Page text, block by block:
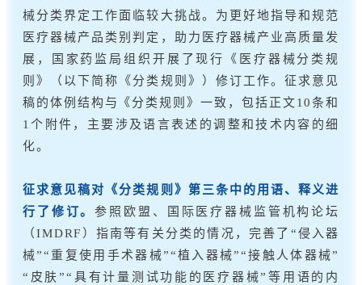
械分类界定工作面临较大挑战。为更好地指导和规范
医疗器械产品类别判定，助力医疗器械产业高质量发
展，国家药监局组织开展了现行《医疗器械分类规
则》（以下简称《分类规则》）修订工作。征求意见
稿的体例结构与《分类规则》一致，包括正文10条和
1个附件，主要涉及语言表述的调整和技术内容的细
化。
征求意见稿对《分类规则》第三条中的用语、释义进
行了修订。参照欧盟、国际医疗器械监管机构论坛
（IMDRF）指南等有关分类的情况，完善了“侵入器
械”“重复使用手术器械”“植入器械”“接触人体器械”
“皮肤”“具有计量测试功能的医疗器械”等用语的内